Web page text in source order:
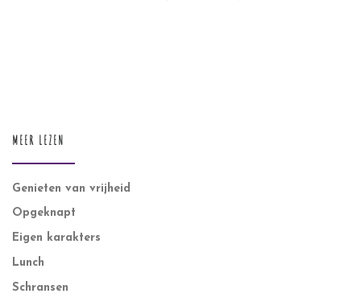
MEER LEZEN
Genieten van vrijheid
Opgeknapt
Eigen karakters
Lunch
Schransen